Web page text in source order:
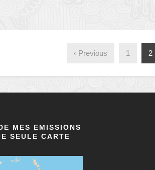
‹ Previous 1 2
MES EMISSIONS
SEULE CARTE